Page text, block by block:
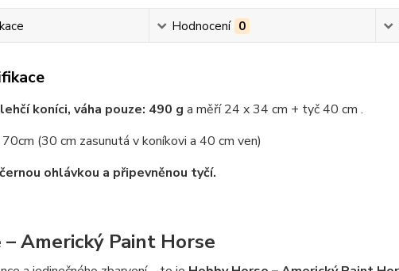
Hodnocení 0
koníci, váha pouze: 490 g a měří 24 x 34 cm + tyč 40 cm .
(30 cm zasunutá v koníkovi a 40 cm ven)
ohlávkou a připevněnou tyčí.
Americký Paint Horse